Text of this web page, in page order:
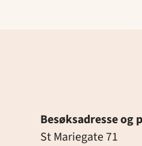
Besøksadresse og
St Mariegate 71